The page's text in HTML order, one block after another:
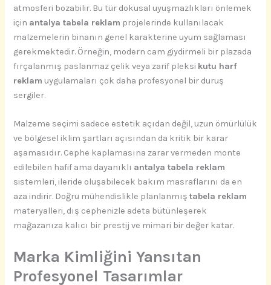
atmosferi bozabilir. Bu tür dokusal uyuşmazlıkları önlemek
için antalya tabela reklam projelerinde kullanılacak
malzemelerin binanın genel karakterine uyum sağlaması
gerekmektedir. Örneğin, modern cam giydirmeli bir plazada
fırçalanmış paslanmaz çelik veya zarif pleksi kutu harf
reklam uygulamaları çok daha profesyonel bir duruş
sergiler.
Malzeme seçimi sadece estetik açıdan değil, uzun ömürlülük
ve bölgesel iklim şartları açısından da kritik bir karar
aşamasıdır. Cephe kaplamasına zarar vermeden monte
edilebilen hafif ama dayanıklı antalya tabela reklam
sistemleri, ileride oluşabilecek bakım masraflarını da en
aza indirir. Doğru mühendislikle planlanmıştabela reklam
materyalleri, dış cephenizle adeta bütünleşerek
mağazanıza kalıcı bir prestij ve mimari bir değer katar.
Marka Kimliğini Yansıtan
Profesyonel Tasarımlar